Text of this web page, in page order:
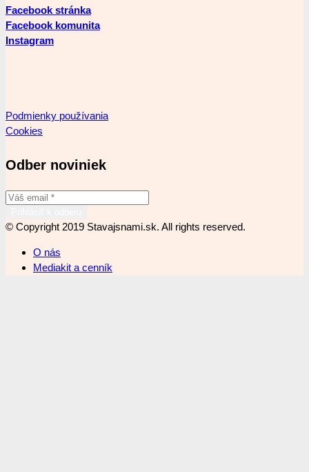
Facebook stránka
Facebook komunita
Instagram
Podmienky používania
Cookies
Odber noviniek
© Copyright 2019 Stavajsnami.sk. All rights reserved.
O nás
Mediakit a cenník